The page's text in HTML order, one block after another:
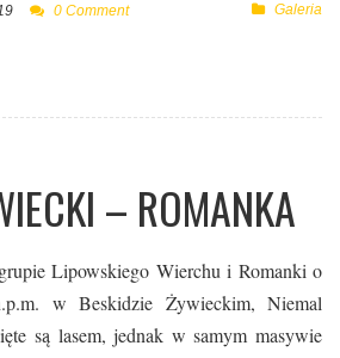
Galeria
0 Comment
– ROMANKA
Lipowskiego Wierchu i Romanki o
w Beskidzie Żywieckim, Niemal
są lasem, jednak w samym masywie